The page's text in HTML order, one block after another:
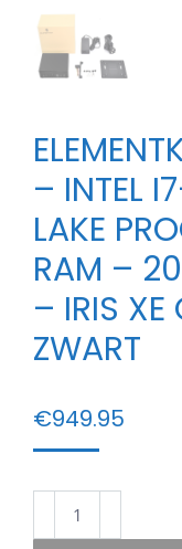
– INTEL
LAKE
RAM –
– IRIS XE
ZWART
€949.95
Elementkey
ION3